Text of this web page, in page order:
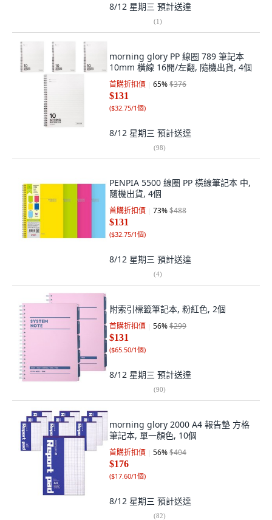
8/12 星期三 預計送達
(1)
morning glory PP 線圈 789 筆記本
10mm 橫線 16開/左翻, 隨機出貨, 4個
首購折扣價 65%$376
$131
($32.75/1個)
8/12 星期三 預計送達
(98)
PENPIA 5500 線圈 PP 橫線筆記本 中,
隨機出貨, 4個
首購折扣價 73%$488
$131
($32.75/1個)
8/12 星期三 預計送達
(4)
附索引標籤筆記本, 粉紅色, 2個
首購折扣價 56%$299
$131
($65.50/1個)
8/12 星期三 預計送達
(90)
morning glory 2000 A4 報告墊 方格
筆記本, 單一顏色, 10個
首購折扣價 56%$404
$176
($17.60/1個)
8/12 星期三 預計送達
(82)